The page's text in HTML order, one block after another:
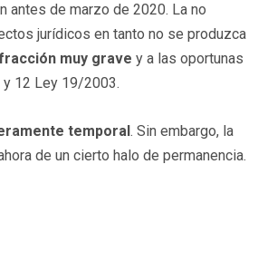
antes de marzo de 2020. La no
jurídicos en tanto no se produzca
muy grave y a las oportunas
y 12 Ley 19/2003.
temporal . Sin embargo, la
de un cierto halo de permanencia.